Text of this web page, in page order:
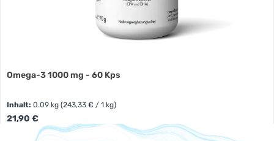
Omega-3 1000 mg - 60 Kps
Inhalt:0.09 kg(243,33 € / 1 kg)
Regulärer Preis:
21,90 €